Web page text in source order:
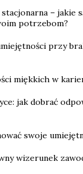
stacjonarna – jakie
potrzebom?
przy
miękkich w
jak dobrać
swoje
wizerunek